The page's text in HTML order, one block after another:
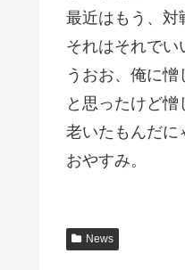
最近はもう、対
それはそれでい
うおお、俺に憎
と思ったけど憎
老いたもんだに
おやすみ。
News